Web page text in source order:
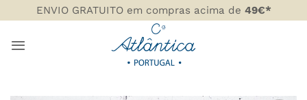
to
content
ENVIO GRATUITO em compras acima de 49€*